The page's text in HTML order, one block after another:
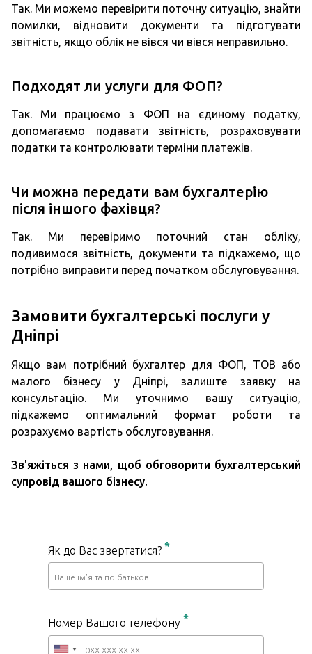
Так. Ми можемо перевірити поточну ситуацію, знайти
помилки, відновити документи та підготувати
звітність, якщо облік не вівся чи вівся неправильно.
Подходят ли услуги для ФОП?
Так. Ми працюємо з ФОП на єдиному податку,
допомагаємо подавати звітність, розраховувати
податки та контролювати терміни платежів.
Чи можна передати вам бухгалтерію
після іншого фахівця?
Так. Ми перевіримо поточний стан обліку,
подивимося звітність, документи та підкажемо, що
потрібно виправити перед початком обслуговування.
Замовити бухгалтерські послуги у
Дніпрі
Якщо вам потрібний бухгалтер для ФОП, ТОВ або
малого бізнесу у Дніпрі, залиште заявку на
консультацію. Ми уточнимо вашу ситуацію,
підкажемо оптимальний формат роботи та
розрахуємо вартість обслуговування.
Зв'яжіться з нами, щоб обговорити бухгалтерський
супровід вашого бізнесу.
Як до Вас звертатися? *
Номер Вашого телефону *